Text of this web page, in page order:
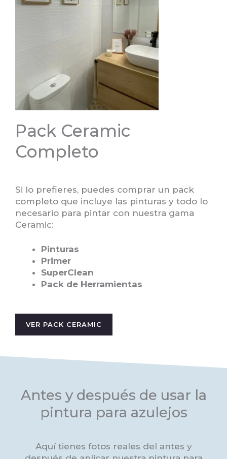
Pack Ceramic
Completo
Si lo prefieres, puedes comprar un pack
completo que incluye las pinturas y todo lo
necesario para pintar con nuestra gama
Ceramic:
Pinturas
Primer
SuperClean
Pack de Herramientas
VER PACK CERAMIC
Antes y después de usar la
pintura para azulejos
Aquí tienes fotos reales del antes y